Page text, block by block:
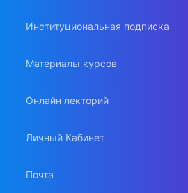
Институциональная подписка
Материалы курсов
Онлайн лекторий
Личный Кабинет
Почта